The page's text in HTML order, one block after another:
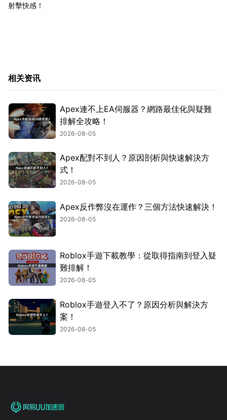
射擊快感！
相关资讯
Apex連不上EA伺服器？網路最佳化與疑難
排解全攻略！
2026-08-05
Apex配對不到人？原因剖析與快速解決方
式！
2026-08-05
Apex反作弊沒在運作？三個方法快速解決！
2026-08-05
Roblox手遊下載教學：從取得指南到登入疑
難排解！
2026-08-05
Roblox手遊登入不了？原因分析與解決方
案！
2026-08-05